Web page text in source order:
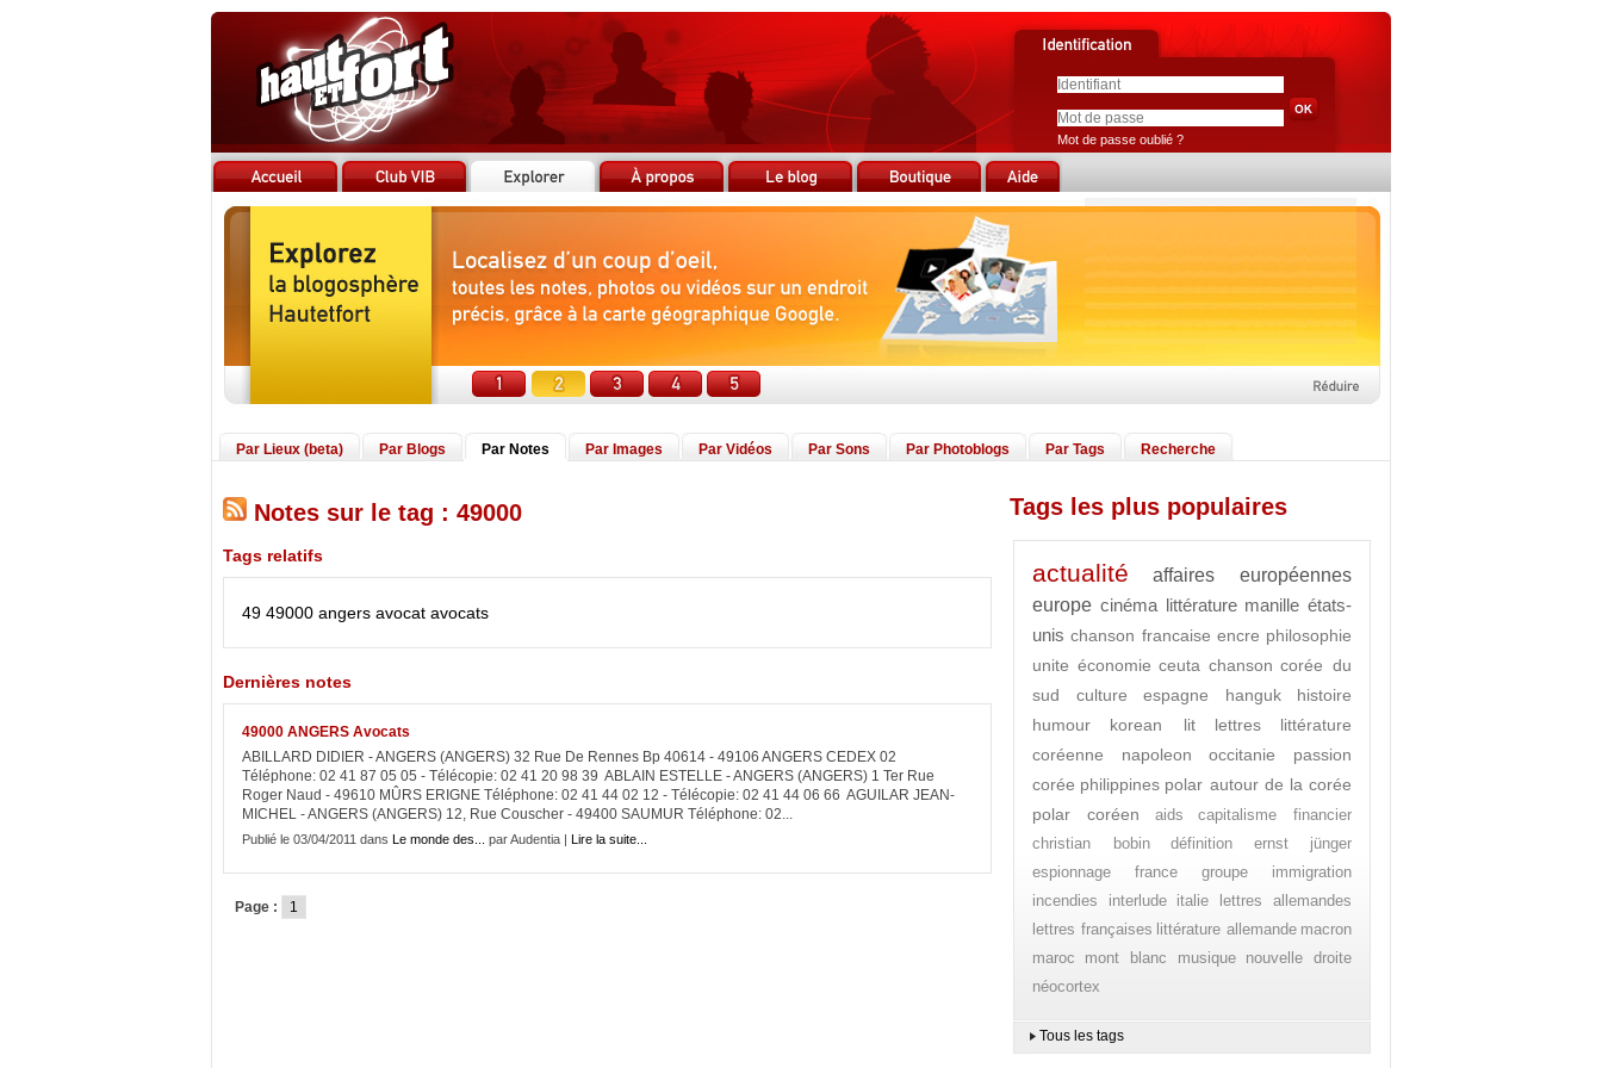
Mot de passe oublié ?
Par Lieux (beta) Par Blogs Par Notes Par Images Par Vidéos Par Sons Par Photoblogs Par Tags Recherche
Notes sur le tag : 49000
Tags relatifs
49 49000 angers avocat avocats
Dernières notes
49000 ANGERS Avocats
ABILLARD DIDIER - ANGERS (ANGERS) 32 Rue De Rennes Bp 40614 - 49106 ANGERS CEDEX 02
Téléphone: 02 41 87 05 05 - Télécopie: 02 41 20 98 39 ABLAIN ESTELLE - ANGERS (ANGERS) 1 Ter Rue
Roger Naud - 49610 MÛRS ERIGNE Téléphone: 02 41 44 02 12 - Télécopie: 02 41 44 06 66 AGUILAR JEAN-
MICHEL - ANGERS (ANGERS) 12, Rue Couscher - 49400 SAUMUR Téléphone: 02...
Publié le 03/04/2011 dans Le monde des... par Audentia | Lire la suite...
Page : 1
Tags les plus populaires
actualité
affaires européennes
europe cinéma littérature manille états-
unis chanson francaise encre philosophie
unite économie ceuta chanson corée du
sud
culture espagne hanguk
histoire
humour
korean lit lettres
littérature
coréenne
napoleon occitanie
passion
corée philippines polar autour de la corée
polar coréen
aids
capitalisme financier
christian bobin
définition
ernst jünger
espionnage
france groupe
immigration
incendies
interlude italie
lettres allemandes
lettres françaises littérature allemande macron
maroc
mont blanc musique
nouvelle droite
néocortex
Tous les tags